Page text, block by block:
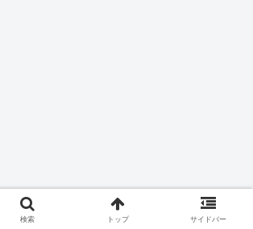
検索 トップ サイドバー